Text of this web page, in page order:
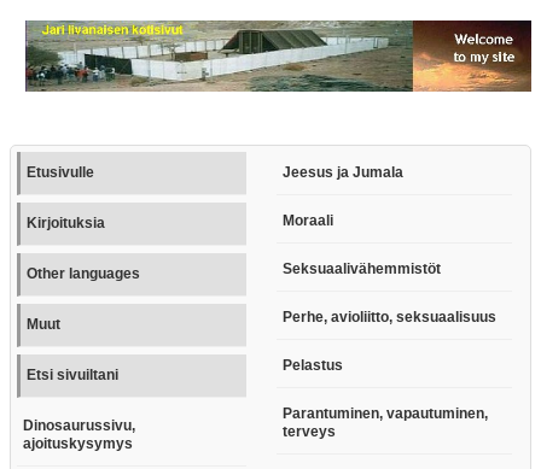
Etusivulle
Kirjoituksia
Other languages
Muut
Etsi sivuiltani
Dinosaurussivu,
ajoituskysymys
Jeesus ja Jumala
Moraali
Seksuaalivähemmistöt
Perhe, avioliitto, seksuaalisuus
Pelastus
Parantuminen, vapautuminen,
terveys